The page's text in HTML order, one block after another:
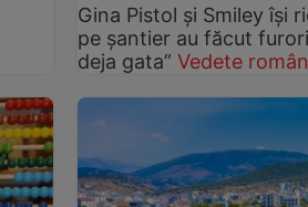
Gina Pistol și Smiley își
pe șantier au făcut
deja gata” Vedete